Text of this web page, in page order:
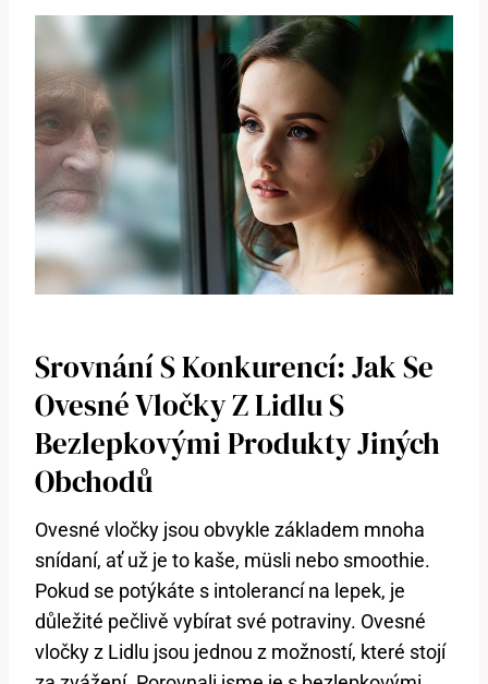
Srovnání S Konkurencí: Jak Se
Ovesné Vločky Z Lidlu S
Bezlepkovými Produkty Jiných
Obchodů
Ovesné vločky jsou obvykle základem mnoha
snídaní, ať už je to kaše, müsli nebo smoothie.
Pokud se potýkáte s intolerancí na lepek, je
důležité pečlivě vybírat své potraviny. Ovesné
vločky z Lidlu jsou jednou z možností, které stojí